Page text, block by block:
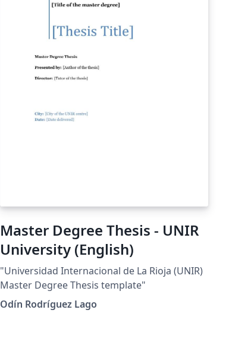
Master Degree Thesis - UNIR
University (English)
"Universidad Internacional de La Rioja (UNIR)
Master Degree Thesis template"
Odín Rodríguez Lago